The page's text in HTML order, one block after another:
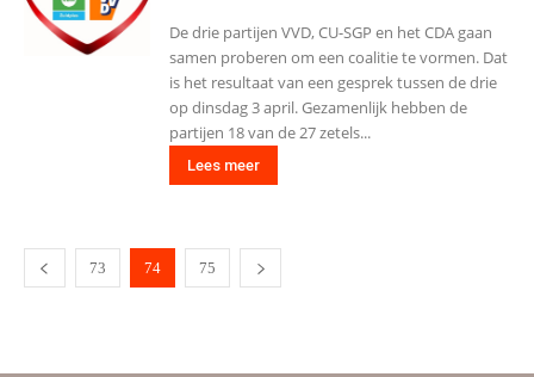
De drie partijen VVD, CU-SGP en het CDA gaan
samen proberen om een coalitie te vormen. Dat
is het resultaat van een gesprek tussen de drie
op dinsdag 3 april. Gezamenlijk hebben de
partijen 18 van de 27 zetels...
Lees meer
73 74 75